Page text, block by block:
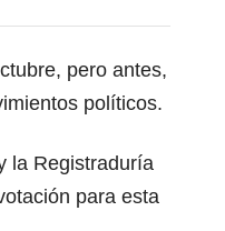
pero antes,
políticos.
la Registraduría
para esta